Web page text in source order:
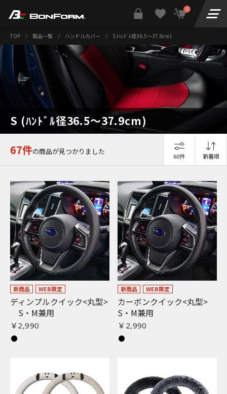
0
TOP / 製品一覧 / ハンドルカバー / S (ﾊﾝﾄﾞﾙ径36.5～37.9cm)
S (ﾊﾝﾄﾞﾙ径36.5～37.9cm)
67件の商品が見つかりました
60件 新着順
新商品 WEB限定
ディンプルクイック<丸型>
S・M兼用
￥2,990
新商品 WEB限定
カーボンクイック<丸型>
S・M兼用
￥2,990